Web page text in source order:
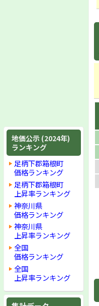
地価公示 (2024年)
ランキング
足柄下郡箱根町
価格ランキング
足柄下郡箱根町
上昇率ランキング
神奈川県
価格ランキング
神奈川県
上昇率ランキング
全国
価格ランキング
全国
上昇率ランキング